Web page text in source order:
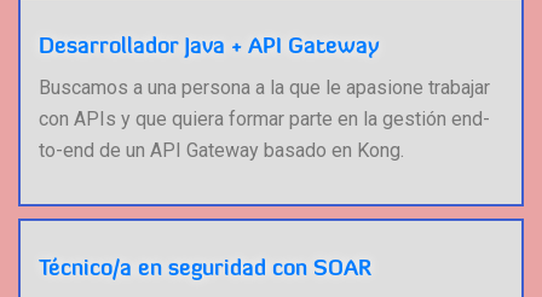
Desarrollador Java + API Gateway
Buscamos a una persona a la que le apasione trabajar
con APIs y que quiera formar parte en la gestión end-
to-end de un API Gateway basado en Kong.
Técnico/a en seguridad con SOAR